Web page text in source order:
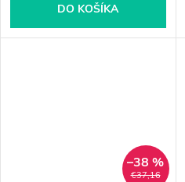
DO KOŠÍKA
€37,16
–38 %